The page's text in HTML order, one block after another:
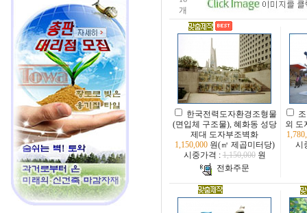
개
한국전력도자환경조형물
(면입체 구조물), 혜화동 성당
제대 도자부조벽화
1,150,000원(㎡ 제곱미터당)
시중가격 :1,150,000원
전화주문
외 도
시